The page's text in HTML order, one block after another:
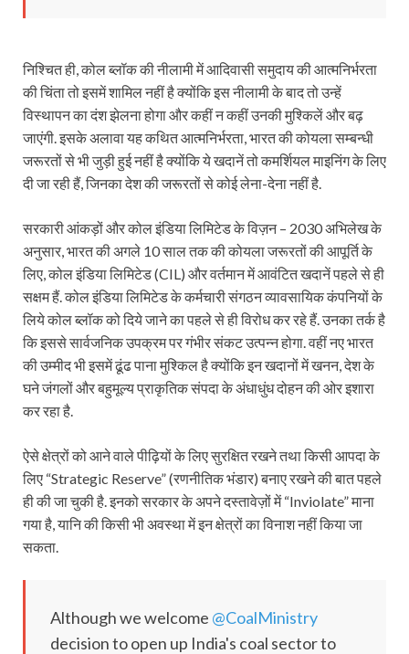
निश्चित ही, कोल ब्लॉक की नीलामी में आदिवासी समुदाय की आत्मनिर्भरता
की चिंता तो इसमें शामिल नहीं है क्योंकि इस नीलामी के बाद तो उन्हें
विस्थापन का दंश झेलना होगा और कहीं न कहीं उनकी मुश्किलें और बढ़
जाएंगी. इसके अलावा यह कथित आत्मनिर्भरता, भारत की कोयला सम्बन्धी
जरूरतों से भी जुड़ी हुई नहीं है क्योंकि ये खदानें तो कमर्शियल माइनिंग के लिए
दी जा रही हैं, जिनका देश की जरूरतों से कोई लेना-देना नहीं है.
सरकारी आंकड़ों और कोल इंडिया लिमिटेड के विज़न – 2030 अभिलेख के
अनुसार, भारत की अगले 10 साल तक की कोयला जरूरतों की आपूर्ति के
लिए, कोल इंडिया लिमिटेड (CIL) और वर्तमान में आवंटित खदानें पहले से ही
सक्षम हैं. कोल इंडिया लिमिटेड के कर्मचारी संगठन व्यावसायिक कंपनियों के
लिये कोल ब्लॉक को दिये जाने का पहले से ही विरोध कर रहे हैं. उनका तर्क है
कि इससे सार्वजनिक उपक्रम पर गंभीर संकट उत्पन्न होगा. वहीं नए भारत
की उम्मीद भी इसमें ढूंढ पाना मुश्किल है क्योंकि इन खदानों में खनन, देश के
घने जंगलों और बहुमूल्य प्राकृतिक संपदा के अंधाधुंध दोहन की ओर इशारा
कर रहा है.
ऐसे क्षेत्रों को आने वाले पीढ़ियों के लिए सुरक्षित रखने तथा किसी आपदा के
लिए “Strategic Reserve” (रणनीतिक भंडार) बनाए रखने की बात पहले
ही की जा चुकी है. इनको सरकार के अपने दस्तावेज़ों में “Inviolate” माना
गया है, यानि की किसी भी अवस्था में इन क्षेत्रों का विनाश नहीं किया जा
सकता.
Although we welcome @CoalMinistry
decision to open up India's coal sector to